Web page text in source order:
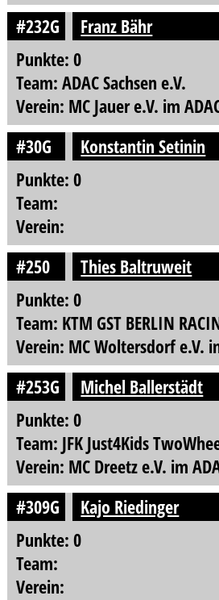
#232G
Franz Bähr
Punkte: 0
Team: ADAC Sachsen e.V.
Verein: MC Jauer e.V. im
#30G
Konstantin Setinin
Punkte: 0
Team:
Verein:
#250
Thies Baltruweit
Punkte: 0
Team: KTM GST BERLIN
Verein: MC Woltersdorf e.V.
#253G
Michel Ballerstädt
Punkte: 0
Team: JFK Just4Kids
Verein: MC Dreetz e.V. im
#309G
Kajo Riedinger
Punkte: 0
Team:
Verein: